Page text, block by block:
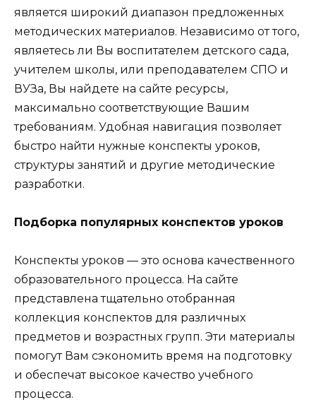
является широкий диапазон предложенных
методических материалов. Независимо от того,
являетесь ли Вы воспитателем детского сада,
учителем школы, или преподавателем СПО и
ВУЗа, Вы найдете на сайте ресурсы,
максимально соответствующие Вашим
требованиям. Удобная навигация позволяет
быстро найти нужные конспекты уроков,
структуры занятий и другие методические
разработки.
Подборка популярных конспектов уроков
Конспекты уроков — это основа качественного
образовательного процесса. На сайте
представлена тщательно отобранная
коллекция конспектов для различных
предметов и возрастных групп. Эти материалы
помогут Вам сэкономить время на подготовку
и обеспечат высокое качество учебного
процесса.